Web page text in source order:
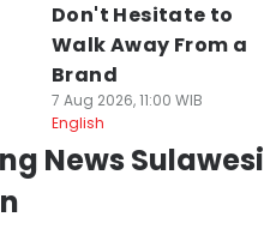
Don't Hesitate to
Walk Away From a
Brand
7 Aug 2026, 11:00 WIB
English
News Sulawesi